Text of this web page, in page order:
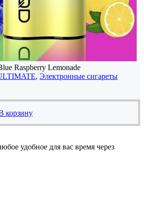
Raspberry Lemonade
, Электронные сигареты
₽.
цена:
корзину
удобное для вас время через